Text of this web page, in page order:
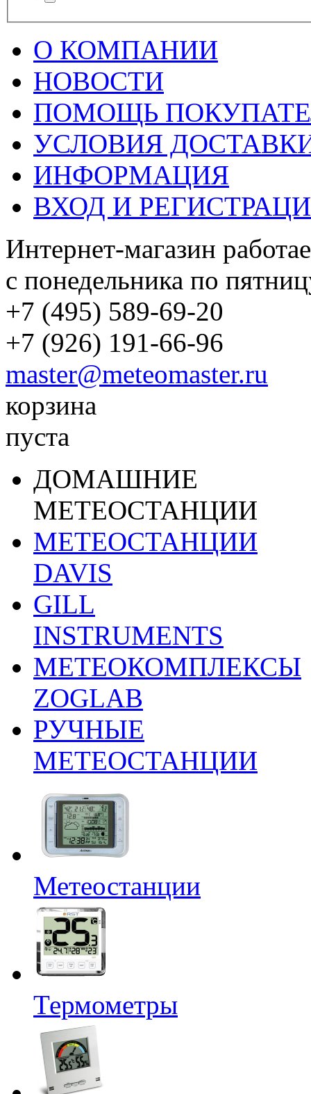
О КОМПАНИИ
НОВОСТИ
ПОМОЩЬ
УСЛОВИЯ
ИНФОРМАЦИЯ
ВХОД И
Интернет-магазин
с понедельника по
+7 (495) 589-69-20
+7 (926) 191-66-96
master@meteomaster.ru
корзина
пуста
ДОМАШНИЕ
МЕТЕОСТАНЦИИ
МЕТЕОСТАНЦИИ
DAVIS
GILL
INSTRUMENTS
МЕТЕОКОМПЛЕКСЫ
ZOGLAB
РУЧНЫЕ
МЕТЕОСТАНЦИИ
Метеостанции
Термометры